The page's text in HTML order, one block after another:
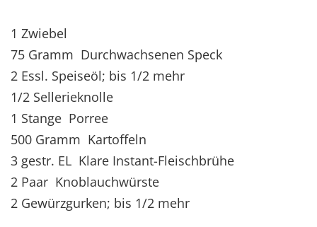
1 Zwiebel
75 Gramm Durchwachsenen Speck
2 Essl. Speiseöl; bis 1/2 mehr
1/2 Sellerieknolle
1 Stange Porree
500 Gramm Kartoffeln
3 gestr. EL Klare Instant-Fleischbrühe
2 Paar Knoblauchwürste
2 Gewürzgurken; bis 1/2 mehr